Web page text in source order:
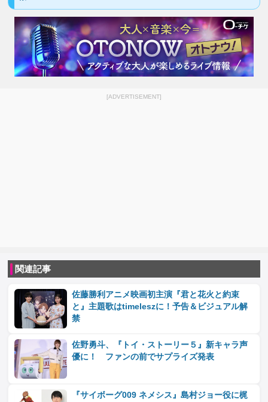
[ADVERTISEMENT]
関連記事
佐藤勝利アニメ映画初主演『君と花火と約束
と』主題歌はtimeleszに！予告＆ビジュアル解
禁
佐野勇斗、『トイ・ストーリー５』新キャラ声
優に！ ファンの前でサプライズ発表
『サイボーグ009 ネメシス』島村ジョー役に梶